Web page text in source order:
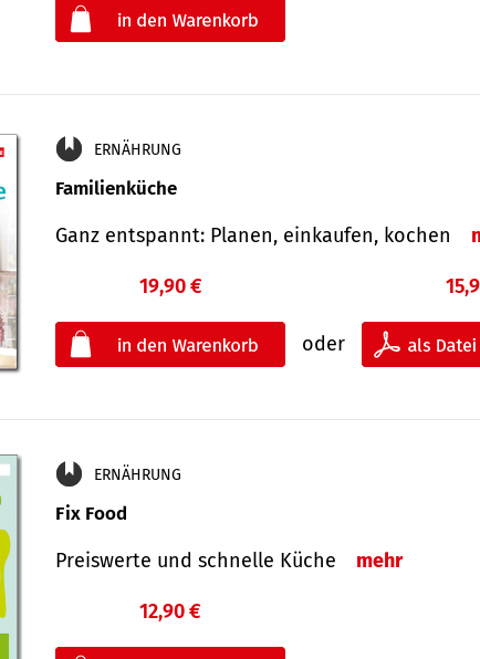
ERNÄHRUNG
Familienküche
Ganz entspannt: Planen, einkaufen, kochen
19,90 €
oder
ERNÄHRUNG
Fix Food
Preiswerte und schnelle Küche mehr
12,90 €